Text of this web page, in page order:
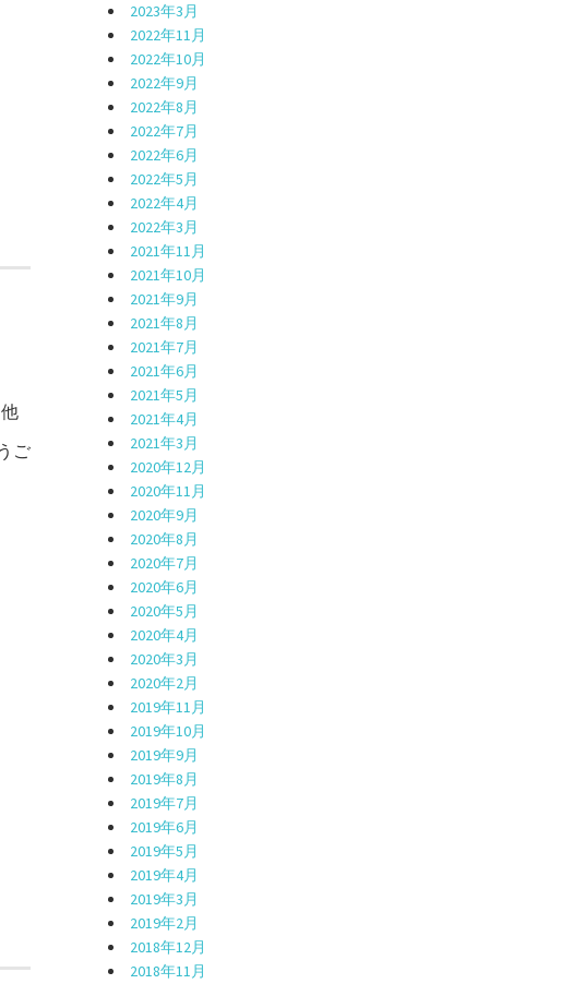
ご
2023年3月
2022年11月
2022年10月
2022年9月
2022年8月
2022年7月
2022年6月
2022年5月
2022年4月
2022年3月
2021年11月
2021年10月
2021年9月
2021年8月
2021年7月
2021年6月
2021年5月
2021年4月
2021年3月
2020年12月
2020年11月
2020年9月
2020年8月
2020年7月
2020年6月
2020年5月
2020年4月
2020年3月
2020年2月
2019年11月
2019年10月
2019年9月
2019年8月
2019年7月
2019年6月
2019年5月
2019年4月
2019年3月
2019年2月
2018年12月
2018年11月